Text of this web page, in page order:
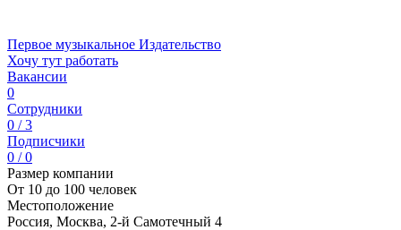
Первое музыкальное Издательство
Хочу тут работать
Вакансии
0
Сотрудники
0 / 3
Подписчики
0 / 0
Размер компании
От 10 до 100 человек
Местоположение
Россия, Москва, 2-й Самотечный 4